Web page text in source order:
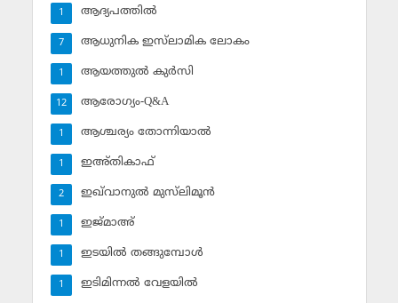
ആദ്യപത്തില്‍
1
ആധുനിക ഇസ്‌ലാമിക ലോകം
7
ആയത്തുല്‍ കുര്‍സി
1
ആരോഗ്യം-Q&A
12
ആശ്ചര്യം തോന്നിയാല്‍
1
ഇഅ്തികാഫ്‌
1
ഇഖ്‌വാനുല്‍ മുസ്‌ലിമൂന്‍
2
ഇജ്മാഅ്
1
ഇടയില്‍ തങ്ങുമ്പോള്‍
1
ഇടിമിന്നല്‍ വേളയില്‍
1